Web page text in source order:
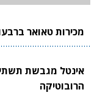
מכירות טאואר ברבעון
אינטל מגבשת
הרובוטיקה